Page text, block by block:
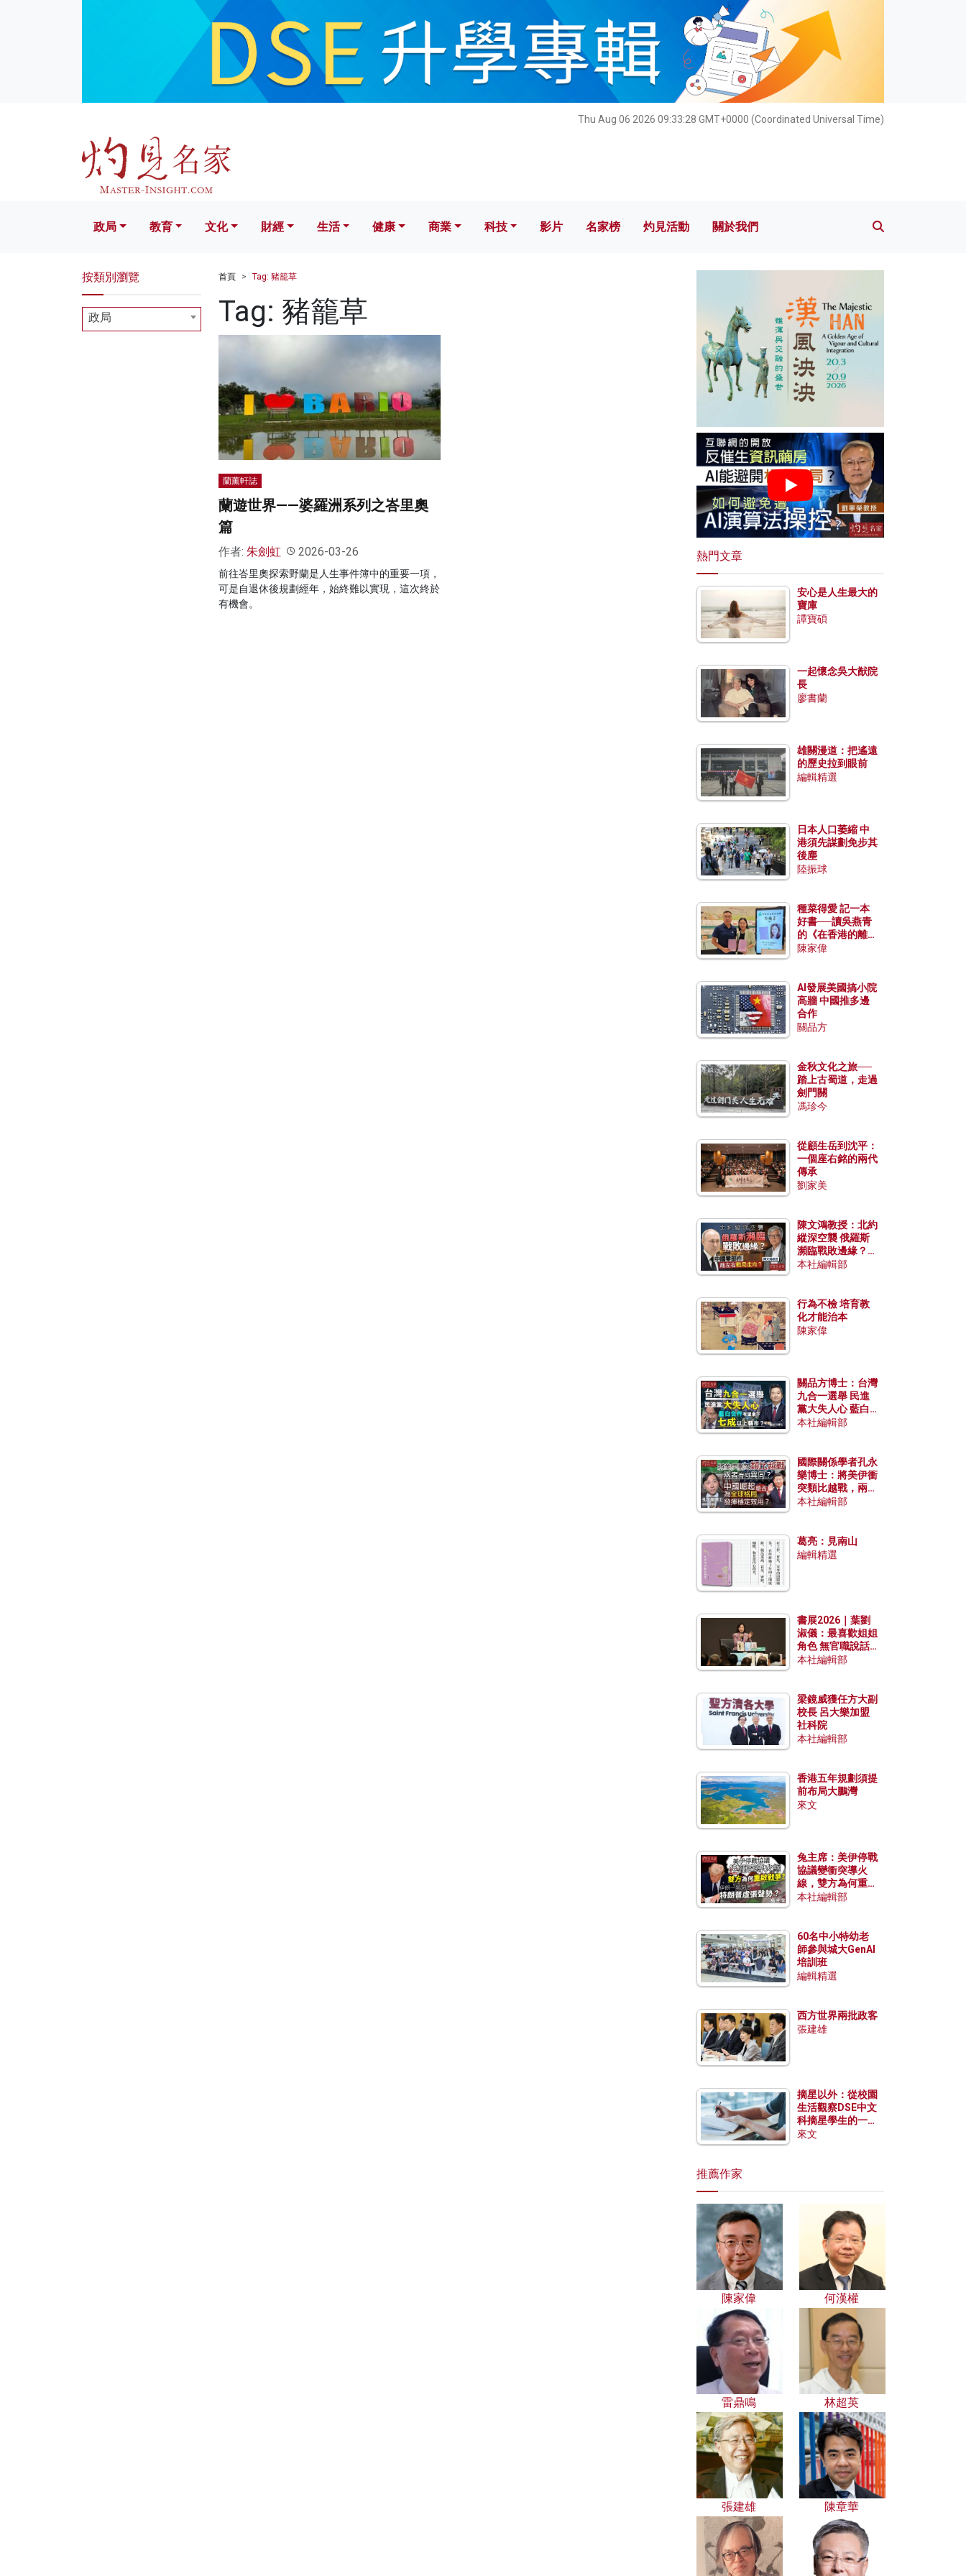
Thu Aug 06 2026 09:33:29 GMT+0000 (Coordinated Universal Time)
文化 財經 生活 健康 科技 影片 名家榜 灼見活動 關於我們
政局 教育 文化 財經 生活 健康 商業 科技 影片 名家榜 灼見活動 關於我們
首頁 Tag: 豬籠草
Tag: 豬籠草
蘭薰軒誌
蘭遊世界——婆羅洲系列之峇里奧
篇
作者: 朱劍虹 2026-03-26
前往峇里奧探索野蘭是人生事件簿中的重要一項，
可是自退休後規劃經年，始終難以實現，這次終於
有機會。
按類別瀏覽
政局
熱門文章
安心是人生最大的
寶庫
譚寶碩
一起懷念吳大猷院
長
廖書蘭
雄關漫道：把遙遠
的歷史拉到眼前
編輯精選
日本人口萎縮 中
港須先謀劃免步其
後塵
陸振球
種菜得愛 記一本
好書──讀吳燕青
的《在香港的離島
種菜》
陳家偉
AI發展美國搞小院
高牆 中國推多邊
合作
關品方
金秋文化之旅──
踏上古蜀道，走過
劍門關
馮珍今
從顧生岳到沈平：
一個座右銘的兩代
傳承
劉家美
陳文鴻教授：北約
縱深空襲 俄羅斯
瀕臨戰敗邊緣？中
國零部件能左右戰
本社編輯部
行為不檢 培育教
化才能治本
陳家偉
關品方博士：台灣
九合一選舉 民進
黨大失人心 藍白
合作有望拿下七成
本社編輯部
國際關係學者孔永
樂博士：將美伊衝
突類比越戰，兩者
有何異同？中國崛
本社編輯部
葛亮：見南山
編輯精選
書展2026｜葉劉
淑儀：最喜歡姐姐
角色 無官職說話
包袱少
本社編輯部
梁鏡威獲任方大副
校長 呂大樂加盟
社科院
本社編輯部
香港五年規劃須提
前布局大鵬灣
來文
兔主席：美伊停戰
協議變衝突導火
線，雙方為何重啟
戰爭？伊朗一早洞
本社編輯部
60名中小特幼老
師參與城大GenAI
培訓班
編輯精選
西方世界兩批政客
張建雄
摘星以外：從校園
生活觀察DSE中文
科摘星學生的一點
特質
來文
推薦作家
陳家偉 何漢權
雷鼎鳴 林超英
張建雄 陳章華